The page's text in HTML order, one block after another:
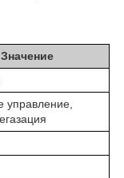
Значение
управление,